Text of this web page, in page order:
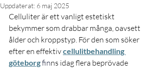
Uppdaterat: 6 maj 2025
Celluliter är ett vanligt estetiskt
bekymmer som drabbar många, oavsett
ålder och kroppstyp. För den som söker
efter en effektivcellulitbehandling
göteborgfinns idag flera beprövade